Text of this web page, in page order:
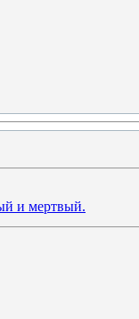
и мертвый.